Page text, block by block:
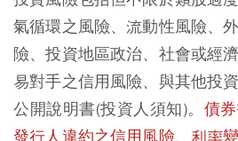
氣循環之風險、流動性風險、
險、投資地區政治、社會或經
易對手之信用風險、與其他投
公開說明書(投資人須知)。 債
發行人違約之信用風險、利率